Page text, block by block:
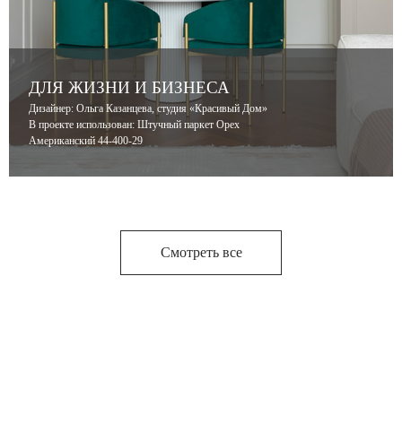
ДЛЯ ЖИЗНИ И БИЗНЕСА
Дизайнер: Ольга Казанцева, студия «Красивый Дом»
В проекте использован: Штучный паркет Орех
Американский 44-400-29
Смотреть все